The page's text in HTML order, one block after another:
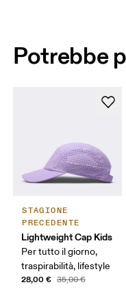
Potrebbe
STAGIONE
PRECEDENTE
Lightweight Cap Kids
Per tutto il giorno,
traspirabilità, lifestyle
28,00 € 35,00 €